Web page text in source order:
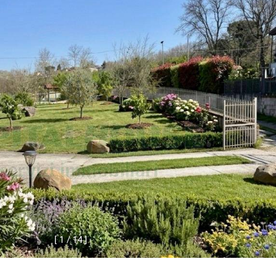
[ 1 / 14 ]